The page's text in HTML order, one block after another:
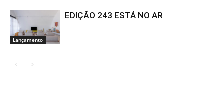
Lançamento
EDIÇÃO 243 ESTÁ NO AR